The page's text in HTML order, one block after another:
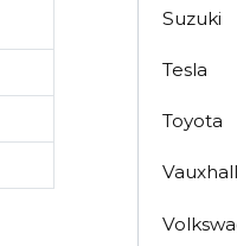
Suzuki
Tesla
Toyota
Vauxhall